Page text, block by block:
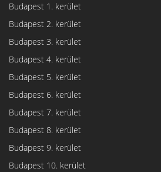
Budapest 1. kerület
Budapest 2. kerület
Budapest 3. kerület
Budapest 4. kerület
Budapest 5. kerület
Budapest 6. kerület
Budapest 7. kerület
Budapest 8. kerület
Budapest 9. kerület
Budapest 10. kerület